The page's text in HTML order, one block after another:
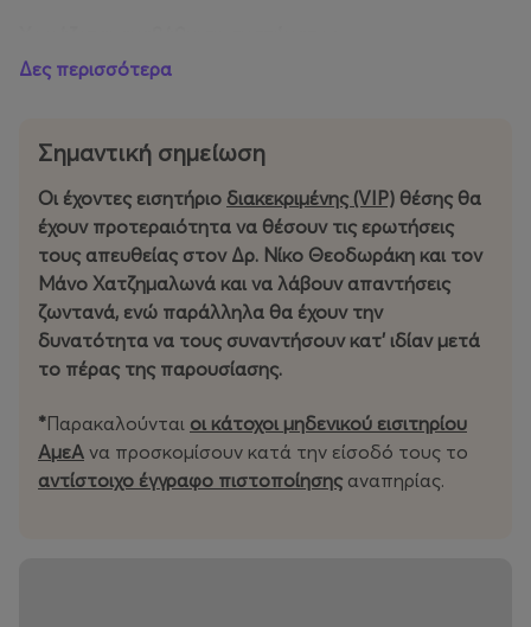
ιατρός Δρ. Νικόλαος Θεοδωράκης - πρωτεύσας
Σχολής Αθηνών με πάνω από 50δημοσιεύσεις σχετικά
με τον μεταβολισμό, την αντιγήρανση και την
τεστοστερόνη - συναντιούνται στο Θέατρο Αθηνών
για μια δημόσια, επιστημονική και βαθιά ανθρώπινη
παρουσίαση γύρω από το πιο κρίσιμο ερώτημα της
εποχής μας:
ζωή, αλλά ζει σαν μηχανή;
Ζούμε σε σώματα που δεν κινούνται.
Δες περισσότερα
Σημαντική σημείωση
Οι έχοντες εισητήριο διακεκριμένης (VIP) θέσης θα
έχουν προτεραιότητα να θέσουν τις ερωτήσεις
τους απευθείας στον Δρ. Νίκο Θεοδωράκη και τον
Μάνο Χατζημαλωνά και να λάβουν απαντήσεις
ζωντανά, ενώ παράλληλα θα έχουν την
δυνατότητα να τους συναντήσουν κατ' ιδίαν μετά
το πέρας της παρουσίασης.
*Παρακαλούνται οι κάτοχοι μηδενικού εισιτηρίου
ΑμεΑ να προσκομίσουν κατά την είσοδό τους το
αντίστοιχο έγγραφο πιστοποίησης αναπηρίας.